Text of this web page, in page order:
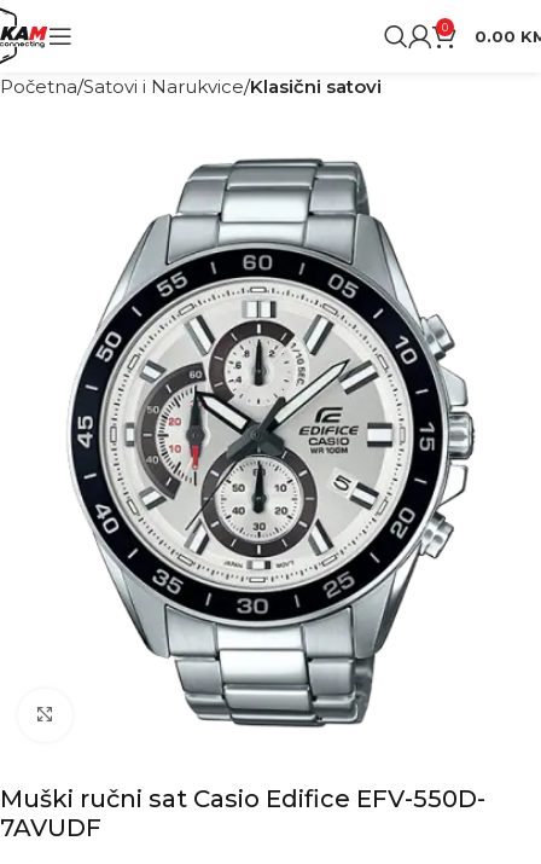
0 0.00
Početna Satovi i Narukvice Klasični satovi
Kliknite za povećanje
Muški ručni sat Casio Edifice EFV-550D-
7AVUDF